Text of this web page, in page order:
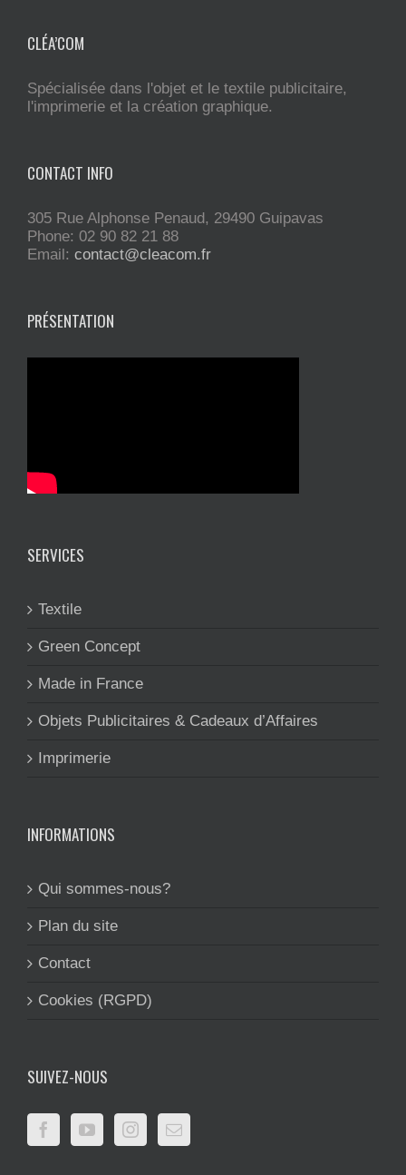
CLÉA’COM
Spécialisée dans l'objet et le textile publicitaire,
l'imprimerie et la création graphique.
CONTACT INFO
305 Rue Alphonse Penaud, 29490 Guipavas
Phone: 02 90 82 21 88
Email: contact@cleacom.fr
PRÉSENTATION
SERVICES
Textile
Green Concept
Made in France
Objets Publicitaires & Cadeaux d’Affaires
Imprimerie
INFORMATIONS
Qui sommes-nous?
Plan du site
Contact
Cookies (RGPD)
SUIVEZ-NOUS